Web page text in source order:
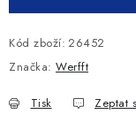
Kód zboží: 26452
Značka: Werfft
Tisk Zeptat